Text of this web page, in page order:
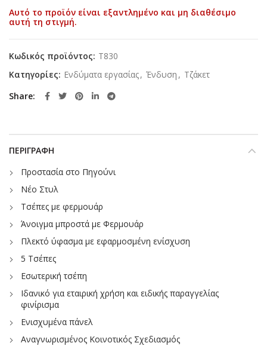
Αυτό το προϊόν είναι εξαντλημένο και μη διαθέσιμο
αυτή τη στιγμή.
Κωδικός προϊόντος: T830
Κατηγορίες: Ενδύματα εργασίας, Ένδυση , Τζάκετ
Share
ΠΕΡΙΓΡΑΦΉ
Προστασία στο Πηγούνι
Νέο Στυλ
Τσέπες με φερμουάρ
Άνοιγμα μπροστά με Φερμουάρ
Πλεκτό ύφασμα με εφαρμοσμένη ενίσχυση
5 Τσέπες
Εσωτερική τσέπη
Ιδανικό για εταιρική χρήση και ειδικής παραγγελίας
φινίρισμα
Ενισχυμένα πάνελ
Αναγνωρισμένος Κοινοτικός Σχεδιασμός